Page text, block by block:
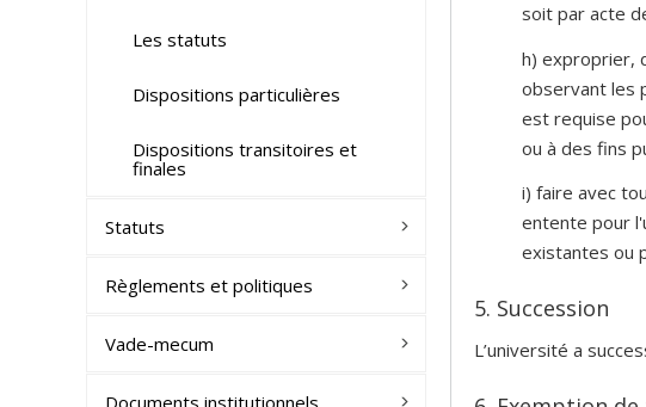
soit par acte
h) exproprier,
observant les
est requise
ou à des fins
i) faire avec
entente pour
existantes ou
5. Succession
L’université a
Les statuts
Dispositions particulières
Dispositions transitoires et
finales
Statuts
Règlements et politiques
Vade-mecum
Documents institutionnels